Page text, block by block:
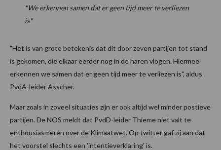
"We erkennen samen dat er geen tijd meer te verliezen
is"
"Het is van grote betekenis dat dit door zeven partijen tot stand
is gekomen, die elkaar eerder nog in de haren vlogen. Hiermee
erkennen we samen dat er geen tijd meer te verliezen is", aldus
PvdA-leider Asscher.
Maar zoals in zoveel situaties zijn er ook altijd wel minder postieve
partijen. De NOS meldt dat PvdD-leider Thieme niet valt te
enthousiasmeren over de Klimaatwet. Op twitter gaf zij aan dat
het voorstel slechts een 'intentieverklaring' is.